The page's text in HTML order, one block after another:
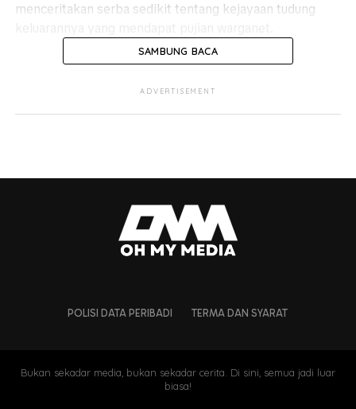
menceritakan serba sedikit tentang kejayaan tudung
SAMBUNG BACA
ADVERTISEMENT
POLISI DATA PERIBADI TERMA DAN SYARAT
Bukan sekadar media, bukan sekadar cerita. Di sini, semua jadi luar
biasa!